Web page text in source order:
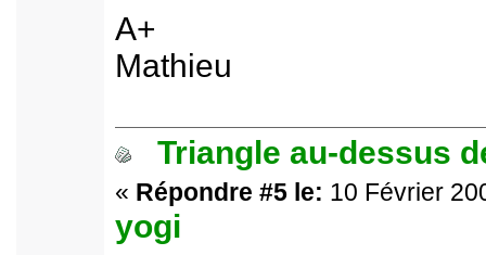
A+
Mathieu
Triangle au-dessus
« Répondre #5 le: 10 Février
yogi